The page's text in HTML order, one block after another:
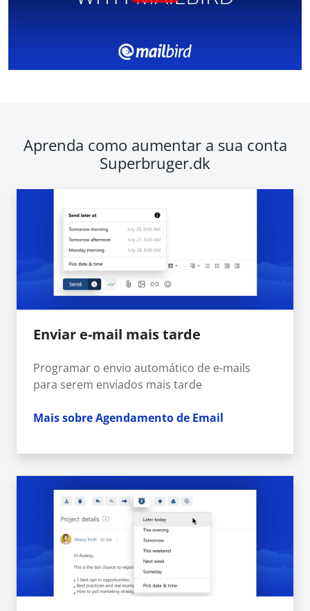
Aprenda como aumentar a sua conta
Superbruger.dk
Enviar e-mail mais tarde
Programar o envio automático de e-mails
para serem enviados mais tarde
Mais sobre Agendamento de Email